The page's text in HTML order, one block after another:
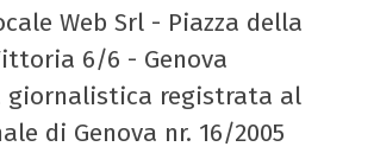
Web Srl - Piazza della
6/6 - Genova
giornalistica registrata al
di Genova nr. 16/2005